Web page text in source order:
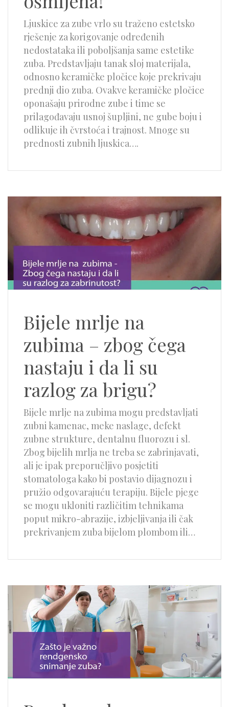
Ljuskice za zube vrlo su traženo estetsko
rješenje za korigovanje određenih
nedostataka ili poboljšanja same estetike
zuba. Predstavljaju tanak sloj materijala,
odnosno keramičke pločice koje prekrivaju
prednji dio zuba. Ovakve keramičke pločice
oponašaju prirodne zube i time se
prilagođavaju usnoj šupljini, ne gube boju i
odlikuje ih čvrstoća i trajnost. Mnoge su
prednosti zubnih ljuskica….
Bijele mrlje na
zubima – zbog čega
nastaju i da li su
razlog za brigu?
Bijele mrlje na zubima mogu predstavljati
zubni kamenac, meke naslage, defekt
zubne strukture, dentalnu fluorozu i sl.
Zbog bijelih mrlja ne treba se zabrinjavati,
ali je ipak preporučljivo posjetiti
stomatologa kako bi postavio dijagnozu i
pružio odgovarajuću terapiju. Bijele pjege
se mogu ukloniti različitim tehnikama
poput mikro-abrazije, izbjeljivanja ili čak
prekrivanjem zuba bijelom plombom ili…